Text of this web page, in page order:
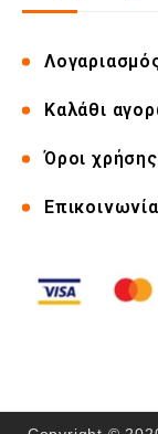
Καλάθι
Όροι χρήσης
Επικοινωνία